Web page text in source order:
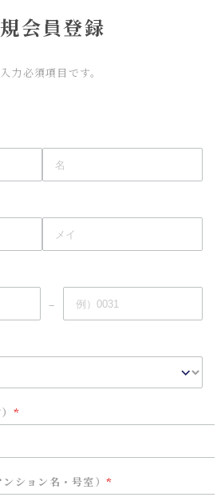
会員登録
力必須項目です。
–
*
ション名・号室） *